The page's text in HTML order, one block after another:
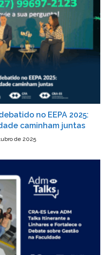
no EEPA 2025:
caminham juntas
de 2025